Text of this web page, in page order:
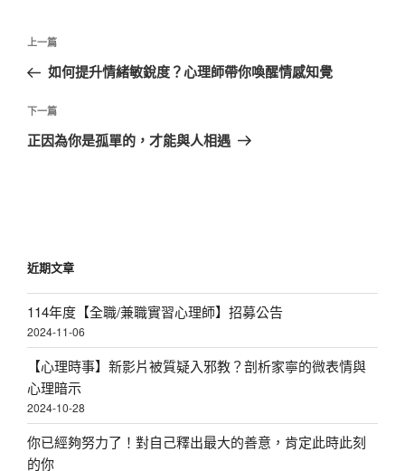
文
導
覽
上
一
文
章
上一篇
如何提升情緒敏銳度？心理師帶你喚醒情感知覺
下
一
下一篇
正因為你是孤單的，才能與人相遇
近期文章
114年度【全職/兼職實習心理師】招募公告
2024-11-06
【心理時事】新影片被質疑入邪教？剖析家寧的微表情與
心理暗示
2024-10-28
你已經夠努力了！對自己釋出最大的善意，肯定此時此刻
的你